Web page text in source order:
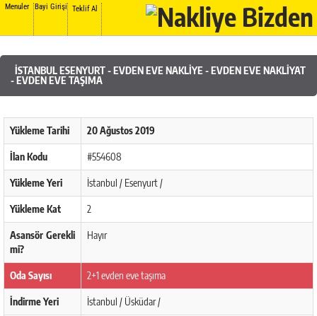
Menuler Bayi Girişi Teklif Al
İSTANBUL ESENYURT - EVDEN EVE NAKLIYE - EVDEN EVE NAKLIYAT
- EVDEN EVE TAŞIMA
Yükleme Tarihi 20 Ağustos 2019
İlan Kodu #554608
Yükleme Yeri İstanbul / Esenyurt /
Yükleme Kat 2
Asansör Gerekli
mi?
Hayır
Oda Sayısı 2+1 evden eve taşıma
İndirme Yeri İstanbul / Üsküdar /